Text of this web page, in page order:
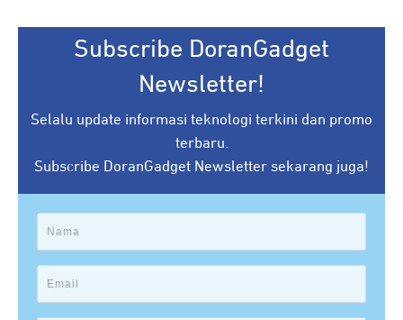
Subscribe DoranGadget
Newsletter!
Selalu update informasi teknologi terkini dan promo
terbaru.
Subscribe DoranGadget Newsletter sekarang juga!